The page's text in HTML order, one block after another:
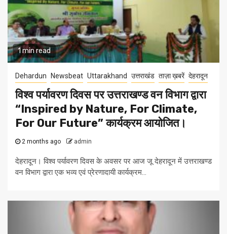
1 min read
Dehardun Newsbeat Uttarakhand उत्तराखंड ताज़ा ख़बरें देहरादून
विश्व पर्यावरण दिवस पर उत्तराखण्ड वन विभाग द्वारा
“Inspired by Nature, For Climate,
For Our Future” कार्यक्रम आयोजित।
2 months ago admin
देहरादून। विश्व पर्यावरण दिवस के अवसर पर आज जू देहरादून में उत्तराखण्ड
वन विभाग द्वारा एक भव्य एवं प्रेरणादायी कार्यक्रम...